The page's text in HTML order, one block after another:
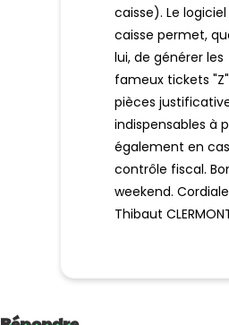
caisse). Le
caisse permet,
lui, de générer les
fameux tickets
pièces
indispensables à
également en
contrôle fiscal.
weekend.
Thibaut